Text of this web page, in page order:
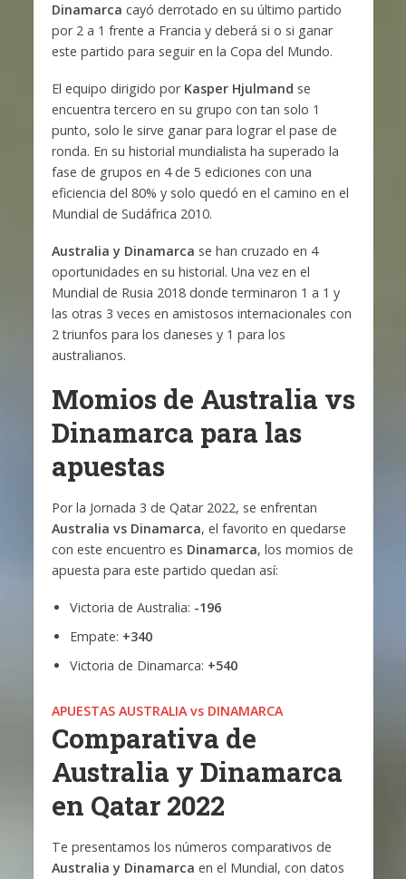
Dinamarca cayó derrotado en su último partido
por 2 a 1 frente a Francia y deberá si o si ganar
este partido para seguir en la Copa del Mundo.
El equipo dirigido por Kasper Hjulmand se
encuentra tercero en su grupo con tan solo 1
punto, solo le sirve ganar para lograr el pase de
ronda. En su historial mundialista ha superado la
fase de grupos en 4 de 5 ediciones con una
eficiencia del 80% y solo quedó en el camino en el
Mundial de Sudáfrica 2010.
Australia y Dinamarca se han cruzado en 4
oportunidades en su historial. Una vez en el
Mundial de Rusia 2018 donde terminaron 1 a 1 y
las otras 3 veces en amistosos internacionales con
2 triunfos para los daneses y 1 para los
australianos.
Momios de Australia vs
Dinamarca para las
apuestas
Por la Jornada 3 de Qatar 2022, se enfrentan
Australia vs Dinamarca, el favorito en quedarse
con este encuentro es Dinamarca, los momios de
apuesta para este partido quedan así:
Victoria de Australia: -196
Empate: +340
Victoria de Dinamarca: +540
APUESTAS AUSTRALIA vs DINAMARCA
Comparativa de
Australia y Dinamarca
en Qatar 2022
Te presentamos los números comparativos de
Australia y Dinamarca en el Mundial, con datos